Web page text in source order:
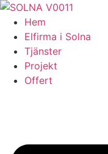
Skip
content
Hem
Elfirma i Solna
Tjänster
Projekt
Offert